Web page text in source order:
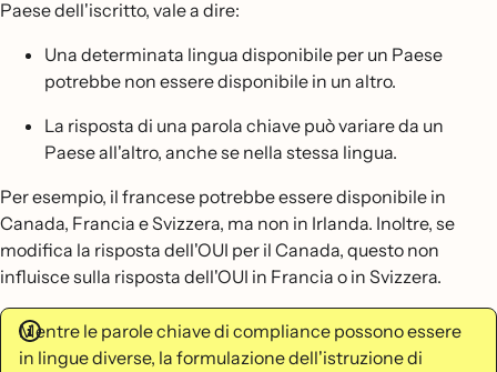
Paese dell'iscritto, vale a dire:
Una determinata lingua disponibile per un Paese
potrebbe non essere disponibile in un altro.
La risposta di una parola chiave può variare da un
Paese all'altro, anche se nella stessa lingua.
Per esempio, il francese potrebbe essere disponibile in
Canada, Francia e Svizzera, ma non in Irlanda. Inoltre, se
modifica la risposta dell'OUI per il Canada, questo non
influisce sulla risposta dell'OUI in Francia o in Svizzera.
Mentre le parole chiave di compliance possono essere
in lingue diverse, la formulazione dell'istruzione di